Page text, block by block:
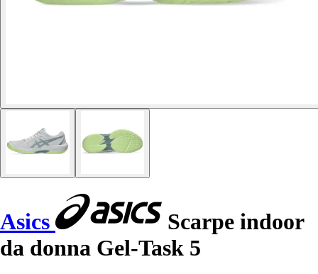
Asics
Scarpe indoor
da donna Gel-Task 5